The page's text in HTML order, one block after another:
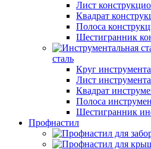
Лист
Квадрат
Полоса
Шестигранник
сталь
Круг
Лист
Квадрат
Полоса
Шестигранник
Профнастил